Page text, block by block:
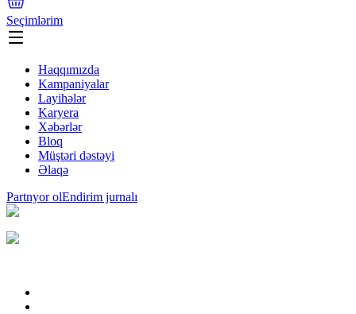
Seçimlərim
Haqqımızda
Kampaniyalar
Layihələr
Karyera
Xəbərlər
Bloq
Müştəri dəstəyi
Əlaqə
Partnyor olEndirim jurnalı